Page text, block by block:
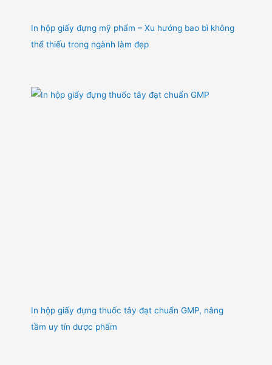
In hộp giấy đựng mỹ phẩm – Xu hướng bao bì không
thể thiếu trong ngành làm đẹp
In hộp giấy đựng thuốc tây đạt chuẩn GMP, nâng
tầm uy tín dược phẩm